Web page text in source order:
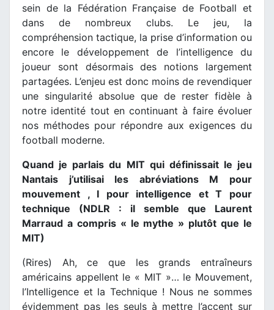
sein de la Fédération Française de Football et
dans de nombreux clubs. Le jeu, la
compréhension tactique, la prise d’information ou
encore le développement de l’intelligence du
joueur sont désormais des notions largement
partagées. L’enjeu est donc moins de revendiquer
une singularité absolue que de rester fidèle à
notre identité tout en continuant à faire évoluer
nos méthodes pour répondre aux exigences du
football moderne.
Quand je parlais du MIT qui définissait le jeu
Nantais j’utilisai les abréviations M pour
mouvement , I pour intelligence et T pour
technique (NDLR : il semble que Laurent
Marraud a compris « le mythe » plutôt que le
MIT)
(Rires) Ah, ce que les grands entraîneurs
américains appellent le « MIT »… le Mouvement,
l’Intelligence et la Technique ! Nous ne sommes
évidemment pas les seuls à mettre l’accent sur